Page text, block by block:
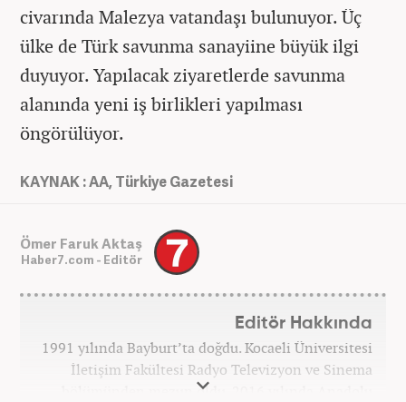
civarında Malezya vatandaşı bulunuyor. Üç
ülke de Türk savunma sanayiine büyük ilgi
duyuyor. Yapılacak ziyaretlerde savunma
alanında yeni iş birlikleri yapılması
öngörülüyor.
KAYNAK : AA, Türkiye Gazetesi
Ömer Faruk Aktaş
Haber7.com - Editör
Editör Hakkında
1991 yılında Bayburt’ta doğdu. Kocaeli Üniversitesi
İletişim Fakültesi Radyo Televizyon ve Sinema
bölümünden mezun oldu. 2016 yılında Anadolu